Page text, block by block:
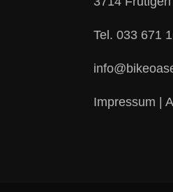
Tel.033 671
Impressum |